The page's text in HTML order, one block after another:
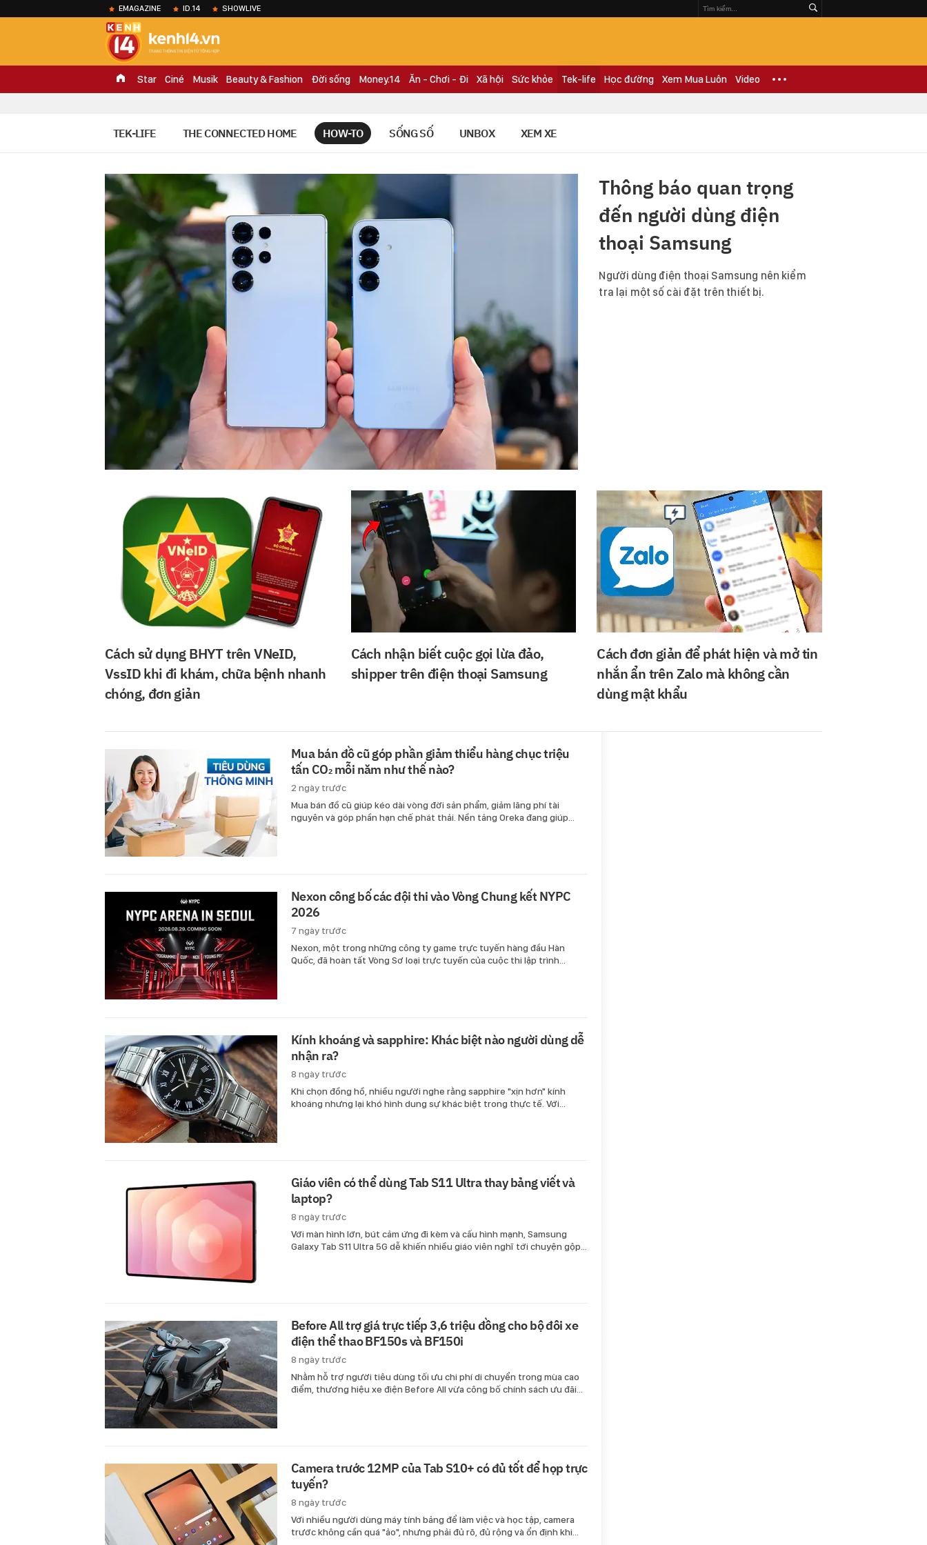
EMAGAZINE ID.14 SHOWLIVE
Star Ciné Musik Beauty & Fashion Đời sống Money.14 Ăn - Chơi - Đi Xã hội Sức khỏe Tek-life Học đường Xem Mua Luôn Video
TEK-LIFE THE CONNECTED HOME HOW-TO SỐNG SỐ UNBOX XEM XE
Thông báo quan trọng
đến người dùng điện
thoại Samsung
Người dùng điện thoại Samsung nên kiểm
tra lại một số cài đặt trên thiết bị.
Cách sử dụng BHYT trên VNeID,
VssID khi đi khám, chữa bệnh nhanh
chóng, đơn giản
Cách nhận biết cuộc gọi lừa đảo,
shipper trên điện thoại Samsung
Cách đơn giản để phát hiện và mở tin
nhắn ẩn trên Zalo mà không cần
dùng mật khẩu
Mua bán đồ cũ góp phần giảm thiểu hàng chục triệu
tấn CO₂ mỗi năm như thế nào?
2 ngày trước
Mua bán đồ cũ giúp kéo dài vòng đời sản phẩm, giảm lãng phí tài
nguyên và góp phần hạn chế phát thải. Nền tảng Oreka đang giúp…
Nexon công bố các đội thi vào Vòng Chung kết NYPC
2026
7 ngày trước
Nexon, một trong những công ty game trực tuyến hàng đầu Hàn
Quốc, đã hoàn tất Vòng Sơ loại trực tuyến của cuộc thi lập trình…
Kính khoáng và sapphire: Khác biệt nào người dùng dễ
nhận ra?
8 ngày trước
Khi chọn đồng hồ, nhiều người nghe rằng sapphire "xịn hơn" kính
khoáng nhưng lại khó hình dung sự khác biệt trong thực tế. Với…
Giáo viên có thể dùng Tab S11 Ultra thay bảng viết và
laptop?
8 ngày trước
Với màn hình lớn, bút cảm ứng đi kèm và cấu hình mạnh, Samsung
Galaxy Tab S11 Ultra 5G dễ khiến nhiều giáo viên nghĩ tới chuyện gộp…
Before All trợ giá trực tiếp 3,6 triệu đồng cho bộ đôi xe
điện thể thao BF150s và BF150i
8 ngày trước
Nhằm hỗ trợ người tiêu dùng tối ưu chi phí di chuyển trong mùa cao
điểm, thương hiệu xe điện Before All vừa công bố chính sách ưu đãi…
Camera trước 12MP của Tab S10+ có đủ tốt để họp trực
tuyến?
8 ngày trước
Với nhiều người dùng máy tính bảng để làm việc và học tập, camera
trước không cần quá "ảo", nhưng phải đủ rõ, đủ rộng và ổn định khi…